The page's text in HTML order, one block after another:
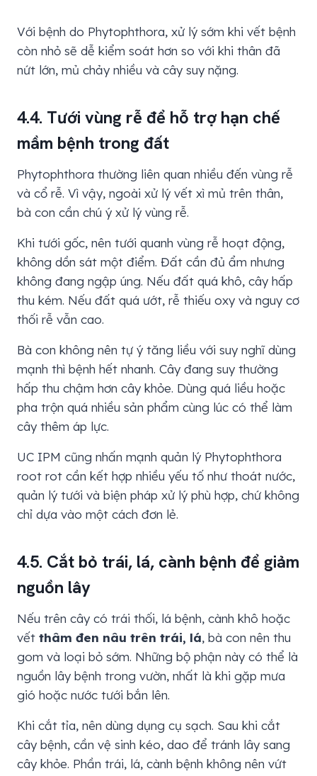
Với bệnh do Phytophthora, xử lý sớm khi vết bệnh
còn nhỏ sẽ dễ kiểm soát hơn so với khi thân đã
nứt lớn, mủ chảy nhiều và cây suy nặng.
4.4. Tưới vùng rễ để hỗ trợ hạn chế
mầm bệnh trong đất
Phytophthora thường liên quan nhiều đến vùng rễ
và cổ rễ. Vì vậy, ngoài xử lý vết xì mủ trên thân,
bà con cần chú ý xử lý vùng rễ.
Khi tưới gốc, nên tưới quanh vùng rễ hoạt động,
không dồn sát một điểm. Đất cần đủ ẩm nhưng
không đang ngập úng. Nếu đất quá khô, cây hấp
thu kém. Nếu đất quá ướt, rễ thiếu oxy và nguy cơ
thối rễ vẫn cao.
Bà con không nên tự ý tăng liều với suy nghĩ dùng
mạnh thì bệnh hết nhanh. Cây đang suy thường
hấp thu chậm hơn cây khỏe. Dùng quá liều hoặc
pha trộn quá nhiều sản phẩm cùng lúc có thể làm
cây thêm áp lực.
UC IPM cũng nhấn mạnh quản lý Phytophthora
root rot cần kết hợp nhiều yếu tố như thoát nước,
quản lý tưới và biện pháp xử lý phù hợp, chứ không
chỉ dựa vào một cách đơn lẻ.
4.5. Cắt bỏ trái, lá, cành bệnh để giảm
nguồn lây
Nếu trên cây có trái thối, lá bệnh, cành khô hoặc
vết thâm đen nâu trên trái, lá, bà con nên thu
gom và loại bỏ sớm. Những bộ phận này có thể là
nguồn lây bệnh trong vườn, nhất là khi gặp mưa
gió hoặc nước tưới bắn lên.
Khi cắt tỉa, nên dùng dụng cụ sạch. Sau khi cắt
cây bệnh, cần vệ sinh kéo, dao để tránh lây sang
cây khỏe. Phần trái, lá, cành bệnh không nên vứt